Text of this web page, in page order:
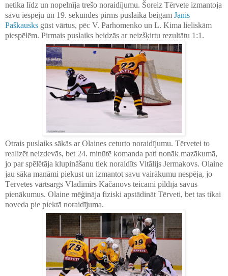
netika līdz un nopelnīja trešo noraidījumu. Šoreiz Tērvete izmantoja
savu iespēju un 19. sekundes pirms puslaika beigām Jānis
Paškausks gūst vārtus, pēc V. Parhomenko un L. Kima lieliskām
piespēlēm. Pirmais puslaiks beidzās ar neizšķirtu rezultātu 1:1.
Otrais puslaiks sākās ar Olaines ceturto noraidījumu. Tērvetei to
realizēt neizdevās, bet 24. minūtē komanda pati nonāk mazākumā,
jo par spēlētāja klupināšanu tiek noraidīts Vitālijs Jermakovs. Olaine
jau sāka manāmi piekust un izmantot savu vairākumu nespēja, jo
Tērvetes vārtsargs Vladimirs Kačanovs teicami pildīja savus
pienākumus. Olaine mēģināja fiziski apstādināt Tērveti, bet tas tikai
noveda pie piektā noraidījuma.